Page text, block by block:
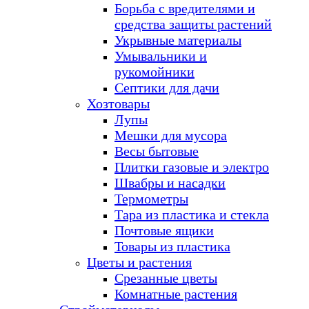
Борьба с вредителями и
средства защиты растений
Укрывные материалы
Умывальники и
рукомойники
Септики для дачи
Хозтовары
Лупы
Мешки для мусора
Весы бытовые
Плитки газовые и электро
Швабры и насадки
Термометры
Тара из пластика и стекла
Почтовые ящики
Товары из пластика
Цветы и растения
Срезанные цветы
Комнатные растения